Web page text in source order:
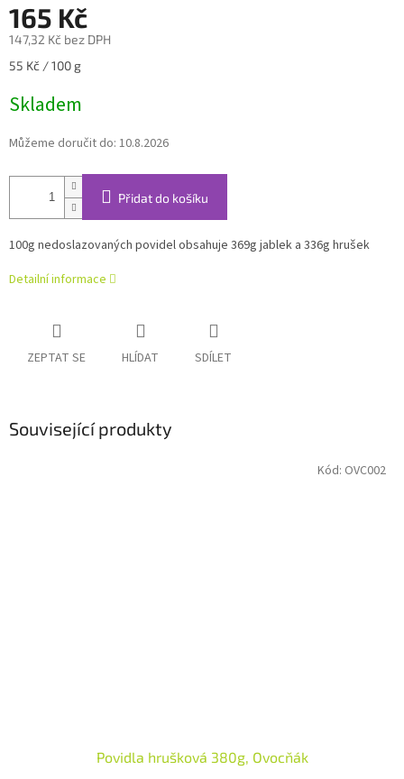
165 Kč
147,32 Kč bez DPH
Měrná
55 Kč / 100 g
Skladem
Můžeme doručit do: 10.8.2026
Přidat do košíku
100g nedoslazovaných povidel obsahuje 369g jablek a 336g hrušek
Detailní informace
ZEPTAT SE HLÍDAT SDÍLET
Související produkty
Povidla hrušková 380g, Ovocňák
Kód: OVC002